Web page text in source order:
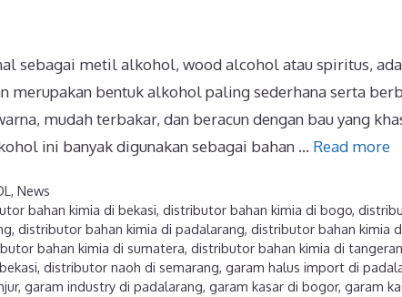
sebagai metil alkohol, wood alcohol atau spiritus,
merupakan bentuk alkohol paling sederhana serta
mudah terbakar, dan beracun dengan bau yang
ini banyak digunakan sebagai bahan … Read more
,News
bahan kimia di bekasi,distributor bahan kimia di bogo,
, distributor bahan kimia di padalarang, distributor bahan kimia
bahan kimia di sumatera, distributor bahan kimia di
, distributor naoh di semarang, garam halus import di
, garam industry di padalarang, garam kasar di bogor, garam